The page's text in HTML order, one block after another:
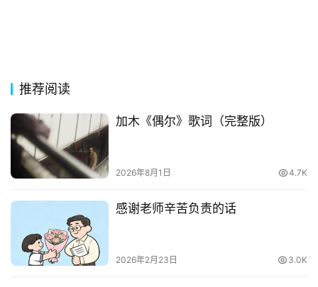
推荐阅读
加木《偶尔》歌词（完整版）
2026年8月1日 4.7K
感谢老师辛苦负责的话
2026年2月23日 3.0K